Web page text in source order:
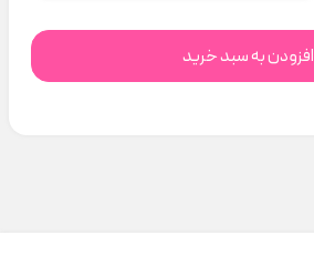
افزودن به سبد خرید